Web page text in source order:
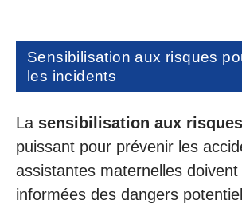
Sensibilisation aux risques
les incidents
La sensibilisation aux risques
puissant pour prévenir les
assistantes maternelles
informées des dangers